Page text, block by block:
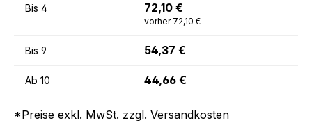
Bis 4 72,10 €
vorher 72,10 €
Bis 9 54,37 €
Ab 10 44,66 €
*Preise exkl. MwSt. zzgl. Versandkosten